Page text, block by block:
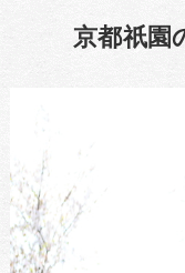
京都祇園